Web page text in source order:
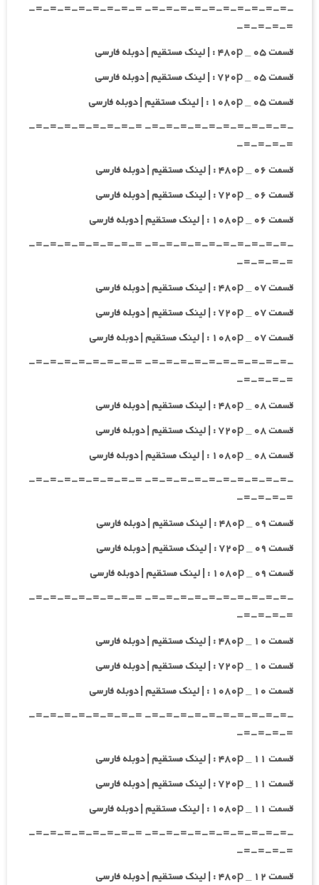
-=-=-=-=-=-=-=-=-=-=- =-=-=-=-=-=-=-=-
=-=-=-=-
قسمت ۰۵ _ ۴۸۰p : | لینک مستقیم | دوبله فارسی
قسمت ۰۵ _ ۷۲۰p : | لینک مستقیم | دوبله فارسی
قسمت ۰۵ _ ۱۰۸۰p : | لینک مستقیم | دوبله فارسی
-=-=-=-=-=-=-=-=-=-=- =-=-=-=-=-=-=-=-
=-=-=-=-
قسمت ۰۶ _ ۴۸۰p : | لینک مستقیم | دوبله فارسی
قسمت ۰۶ _ ۷۲۰p : | لینک مستقیم | دوبله فارسی
قسمت ۰۶ _ ۱۰۸۰p : | لینک مستقیم | دوبله فارسی
-=-=-=-=-=-=-=-=-=-=- =-=-=-=-=-=-=-=-
=-=-=-=-
قسمت ۰۷ _ ۴۸۰p : | لینک مستقیم | دوبله فارسی
قسمت ۰۷ _ ۷۲۰p : | لینک مستقیم | دوبله فارسی
قسمت ۰۷ _ ۱۰۸۰p : | لینک مستقیم | دوبله فارسی
-=-=-=-=-=-=-=-=-=-=- =-=-=-=-=-=-=-=-
=-=-=-=-
قسمت ۰۸ _ ۴۸۰p : | لینک مستقیم | دوبله فارسی
قسمت ۰۸ _ ۷۲۰p : | لینک مستقیم | دوبله فارسی
قسمت ۰۸ _ ۱۰۸۰p : | لینک مستقیم | دوبله فارسی
-=-=-=-=-=-=-=-=-=-=- =-=-=-=-=-=-=-=-
=-=-=-=-
قسمت ۰۹ _ ۴۸۰p : | لینک مستقیم | دوبله فارسی
قسمت ۰۹ _ ۷۲۰p : | لینک مستقیم | دوبله فارسی
قسمت ۰۹ _ ۱۰۸۰p : | لینک مستقیم | دوبله فارسی
-=-=-=-=-=-=-=-=-=-=- =-=-=-=-=-=-=-=-
=-=-=-=-
قسمت ۱۰ _ ۴۸۰p : | لینک مستقیم | دوبله فارسی
قسمت ۱۰ _ ۷۲۰p : | لینک مستقیم | دوبله فارسی
قسمت ۱۰ _ ۱۰۸۰p : | لینک مستقیم | دوبله فارسی
-=-=-=-=-=-=-=-=-=-=- =-=-=-=-=-=-=-=-
=-=-=-=-
قسمت ۱۱ _ ۴۸۰p : | لینک مستقیم | دوبله فارسی
قسمت ۱۱ _ ۷۲۰p : | لینک مستقیم | دوبله فارسی
قسمت ۱۱ _ ۱۰۸۰p : | لینک مستقیم | دوبله فارسی
-=-=-=-=-=-=-=-=-=-=- =-=-=-=-=-=-=-=-
=-=-=-=-
قسمت ۱۲ _ ۴۸۰p : | لینک مستقیم | دوبله فارسی